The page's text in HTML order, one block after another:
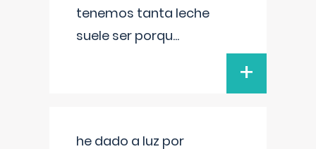
tenemos tanta leche
suele ser porqu...
+
he dado a luz por